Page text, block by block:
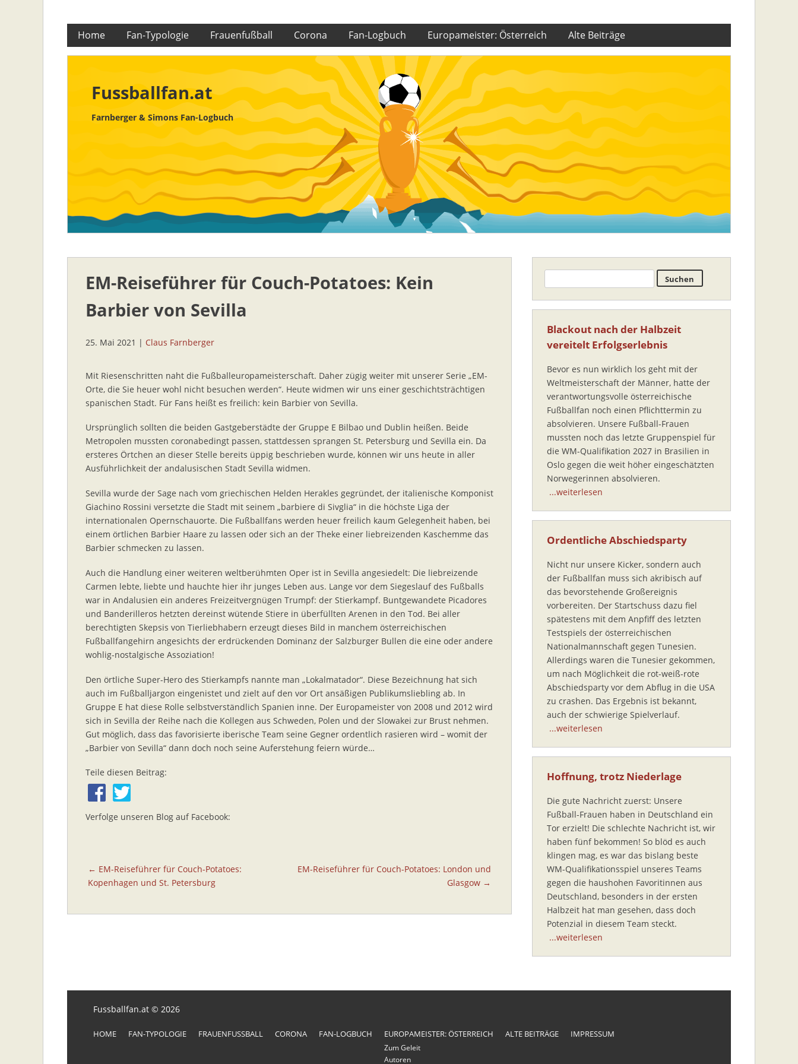
Skip
content
Home Fan-Typologie Frauenfußball Corona Fan-Logbuch Europameister: Österreich Alte Beiträge
Fussballfan.at
Farnberger & Simons Fan-Logbuch
EM-Reiseführer für Couch-Potatoes: Kein
Barbier von Sevilla
25. Mai 2021 | Claus Farnberger
Mit Riesenschritten naht die Fußballeuropameisterschaft. Daher zügig weiter mit unserer Serie „EM-
Orte, die Sie heuer wohl nicht besuchen werden“. Heute widmen wir uns einer geschichtsträchtigen
spanischen Stadt. Für Fans heißt es freilich: kein Barbier von Sevilla.
Ursprünglich sollten die beiden Gastgeberstädte der Gruppe E Bilbao und Dublin heißen. Beide
Metropolen mussten coronabedingt passen, stattdessen sprangen St. Petersburg und Sevilla ein. Da
ersteres Örtchen an dieser Stelle bereits üppig beschrieben wurde, können wir uns heute in aller
Ausführlichkeit der andalusischen Stadt Sevilla widmen.
Sevilla wurde der Sage nach vom griechischen Helden Herakles gegründet, der italienische Komponist
Giachino Rossini versetzte die Stadt mit seinem „barbiere di Sivglia“ in die höchste Liga der
internationalen Opernschauorte. Die Fußballfans werden heuer freilich kaum Gelegenheit haben, bei
einem örtlichen Barbier Haare zu lassen oder sich an der Theke einer liebreizenden Kaschemme das
Barbier schmecken zu lassen.
Auch die Handlung einer weiteren weltberühmten Oper ist in Sevilla angesiedelt: Die liebreizende
Carmen lebte, liebte und hauchte hier ihr junges Leben aus. Lange vor dem Siegeslauf des Fußballs
war in Andalusien ein anderes Freizeitvergnügen Trumpf: der Stierkampf. Buntgewandete Picadores
und Banderilleros hetzten dereinst wütende Stiere in überfüllten Arenen in den Tod. Bei aller
berechtigten Skepsis von Tierliebhabern erzeugt dieses Bild in manchem österreichischen
Fußballfangehirn angesichts der erdrückenden Dominanz der Salzburger Bullen die eine oder andere
wohlig-nostalgische Assoziation!
Den örtliche Super-Hero des Stierkampfs nannte man „Lokalmatador“. Diese Bezeichnung hat sich
auch im Fußballjargon eingenistet und zielt auf den vor Ort ansäßigen Publikumsliebling ab. In
Gruppe E hat diese Rolle selbstverständlich Spanien inne. Der Europameister von 2008 und 2012 wird
sich in Sevilla der Reihe nach die Kollegen aus Schweden, Polen und der Slowakei zur Brust nehmen.
Gut möglich, dass das favorisierte iberische Team seine Gegner ordentlich rasieren wird – womit der
„Barbier von Sevilla“ dann doch noch seine Auferstehung feiern würde…
Teile diesen Beitrag:
Verfolge unseren Blog auf Facebook:
Beitragsnavigation
← EM-Reiseführer für Couch-Potatoes:
Kopenhagen und St. Petersburg
EM-Reiseführer für Couch-Potatoes: London und
Glasgow →
Blackout nach der Halbzeit
vereitelt Erfolgserlebnis
Bevor es nun wirklich los geht mit der
Weltmeisterschaft der Männer, hatte der
verantwortungsvolle österreichische
Fußballfan noch einen Pflichttermin zu
absolvieren. Unsere Fußball-Frauen
mussten noch das letzte Gruppenspiel für
die WM-Qualifikation 2027 in Brasilien in
Oslo gegen die weit höher eingeschätzten
Norwegerinnen absolvieren.
...weiterlesen
Ordentliche Abschiedsparty
Nicht nur unsere Kicker, sondern auch
der Fußballfan muss sich akribisch auf
das bevorstehende Großereignis
vorbereiten. Der Startschuss dazu fiel
spätestens mit dem Anpfiff des letzten
Testspiels der österreichischen
Nationalmannschaft gegen Tunesien.
Allerdings waren die Tunesier gekommen,
um nach Möglichkeit die rot-weiß-rote
Abschiedsparty vor dem Abflug in die USA
zu crashen. Das Ergebnis ist bekannt,
auch der schwierige Spielverlauf.
...weiterlesen
Hoffnung, trotz Niederlage
Die gute Nachricht zuerst: Unsere
Fußball-Frauen haben in Deutschland ein
Tor erzielt! Die schlechte Nachricht ist, wir
haben fünf bekommen! So blöd es auch
klingen mag, es war das bislang beste
WM-Qualifikationsspiel unseres Teams
gegen die haushohen Favoritinnen aus
Deutschland, besonders in der ersten
Halbzeit hat man gesehen, dass doch
Potenzial in diesem Team steckt.
...weiterlesen
Fussballfan.at © 2026
HOME FAN-TYPOLOGIE FRAUENFUSSBALL CORONA FAN-LOGBUCH EUROPAMEISTER: ÖSTERREICH
Zum Geleit
Autoren
ALTE BEITRÄGE IMPRESSUM